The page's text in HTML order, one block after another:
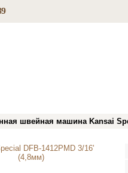
швейная машина Kansai